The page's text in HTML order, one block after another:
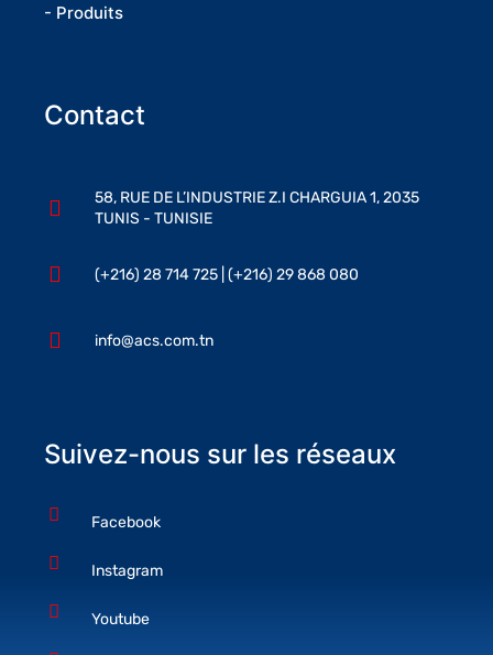
- Produits
Contact
58, RUE DE L’INDUSTRIE Z.I CHARGUIA 1, 2035
TUNIS - TUNISIE
(+216) 28 714 725 | (+216) 29 868 080
info@acs.com.tn
Suivez-nous sur les réseaux
Facebook
Instagram
Youtube